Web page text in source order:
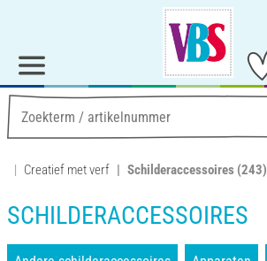
Creatief met verf Schilderaccessoires (243)
SCHILDERACCESSOIRES